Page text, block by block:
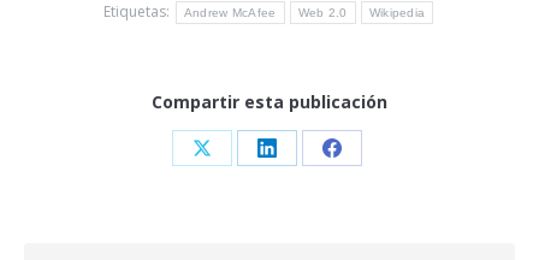
Etiquetas:
Andrew McAfee Web 2.0 Wikipedia
Compartir esta publicación
Share Share Share